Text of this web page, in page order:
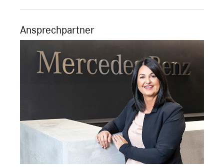
Ansprechpartner